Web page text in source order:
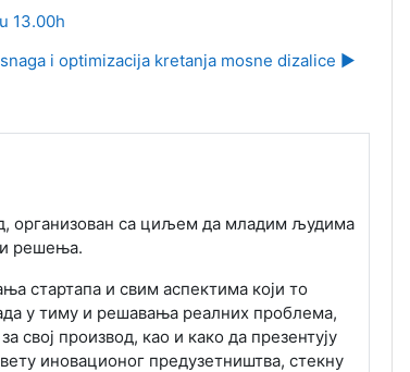
13.00h
i optimizacija kretanja mosne dizalice ▶︎
организован са циљем да младим људима
и решења.
стартапа и свим аспектима који то
у тиму и решавања реалних проблема,
свој производ, као и како да презентују
иновационог предузетништва, стекну